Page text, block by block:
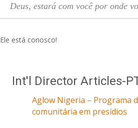
Deus, estará com você por onde
Ele está conosco!
Int'l Director Articles-
Aglow Nigeria – Programa
comunitária em presídios